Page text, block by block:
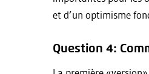
et d’un optimisme
Question 4: